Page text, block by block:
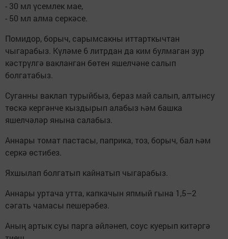
- 30 мл үсемлек мае,
- 50 мл алма серкәсе.
Помидор, борыч, сарымсакны иттарткычтан
чыгарабыз. Күләме 6 литрдан да ким булмаган зур
кәстрүлгә вакланган бөтен яшелчәне салып
болгатабыз.
Суганны ваклап турыйбыз, бераз май салып, алтынсу
төскә кергәнче кыздырып алабыз һәм башка
яшелчәләр янына салабыз.
Аннары томат пастасы, паприка, тоз, борыч, бал һәм
серкә өстибез.
Яхшылап болгатып кайнатып чыгарабыз.
Аннары уртача утта, капкачын япмый гына 1,5–2
сәгать чамасы пешерәбез.
Аның артык суы парга әйләнеп, соус куерып китәргә